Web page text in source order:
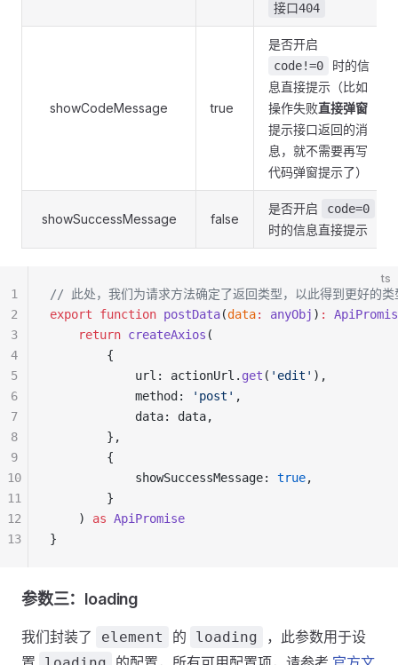
接口404
showCodeMessage true
是否开启
code!=0
时的信
息直接提示（比如
操作失败直接弹窗
提示接口返回的消
息，就不需要再写
代码弹窗提示了）
showSuccessMessage false
是否开启 code=0
时的信息直接提示
ts
// 此处，我们为请求方法确定了返回类型，以此得到更好的类
export function postData(data: anyObj ) :
    return
createAxios (
        {
            url: actionUrl.
get ( 'edit' ),
            method:
'post' ,
            data: data,
        },
        {
            showSuccessMessage:
true,
        }
    )
as ApiPromise
}
1
2
3
4
5
6
7
8
9
10
11
12
13
参数三：loading
我们封装了 element 的 loading
，此参数用于设